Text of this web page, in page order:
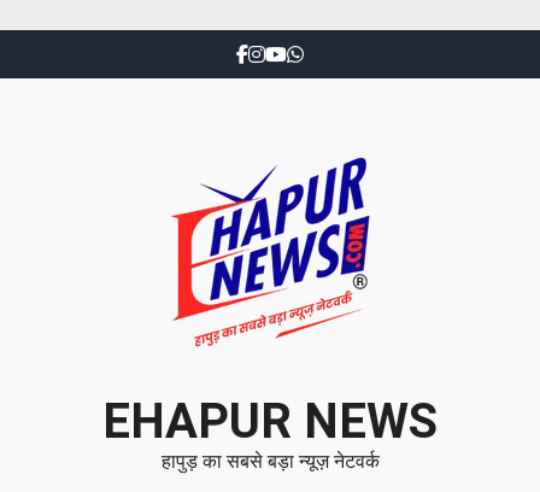
EHAPUR NEWS
हापुड़ का सबसे बड़ा न्यूज़ नेटवर्क